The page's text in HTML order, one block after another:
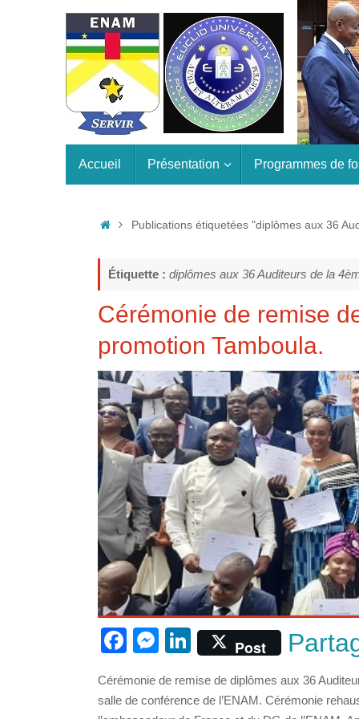
contenu
Accueil Présentation Programmes de
AccueilPublications étiquetées "diplômes aux 36
Étiquette : diplômes aux 36 Auditeurs de la
Cérémonie de remise
promotion Tamboula.
F
c
M
ss
Li
k
Post
Cérémonie de remise de diplômes aux 36
salle de conférence de l’ENAM. Cérémonie